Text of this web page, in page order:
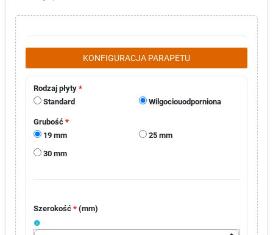
KONFIGURACJA PARAPETU
Rodzaj płyty *
Standard
Wilgociouodporniona
Grubość *
19 mm
25 mm
30 mm
Szerokość * (mm)
info